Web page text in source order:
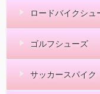
ロードバイクシュ
ゴルフシューズ
サッカースパイク